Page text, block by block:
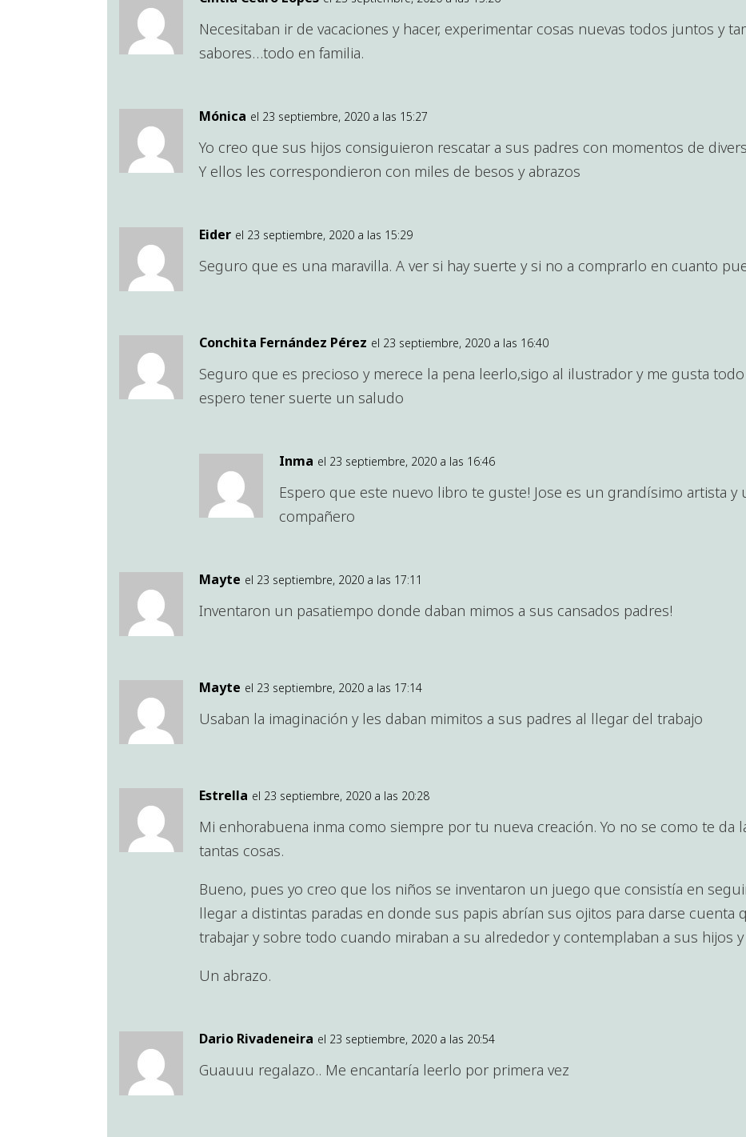
Necesitaban ir de vacaciones y hacer, experimentar cosas nuevas todos juntos y
sabores…todo en familia.
Mónica el 23 septiembre, 2020 a las 15:27
Yo creo que sus hijos consiguieron rescatar a sus padres con momentos de
Y ellos les correspondieron con miles de besos y abrazos
Eider el 23 septiembre, 2020 a las 15:29
Seguro que es una maravilla. A ver si hay suerte y si no a comprarlo en cuanto
Conchita Fernández Pérez el 23 septiembre, 2020 a las 16:40
Seguro que es precioso y merece la pena leerlo,sigo al ilustrador y me gusta
espero tener suerte un saludo
Inma el 23 septiembre, 2020 a las 16:46
Espero que este nuevo libro te guste! Jose es un grandísimo artista y
compañero
Mayte el 23 septiembre, 2020 a las 17:11
Inventaron un pasatiempo donde daban mimos a sus cansados padres!
Mayte el 23 septiembre, 2020 a las 17:14
Usaban la imaginación y les daban mimitos a sus padres al llegar del trabajo
Estrella el 23 septiembre, 2020 a las 20:28
Mi enhorabuena inma como siempre por tu nueva creación. Yo no se como te da
tantas cosas.
Bueno, pues yo creo que los niños se inventaron un juego que consistía en
llegar a distintas paradas en donde sus papis abrían sus ojitos para darse cuenta
trabajar y sobre todo cuando miraban a su alrededor y contemplaban a sus hijos
Un abrazo.
Dario Rivadeneira el 23 septiembre, 2020 a las 20:54
Guauuu regalazo.. Me encantaría leerlo por primera vez